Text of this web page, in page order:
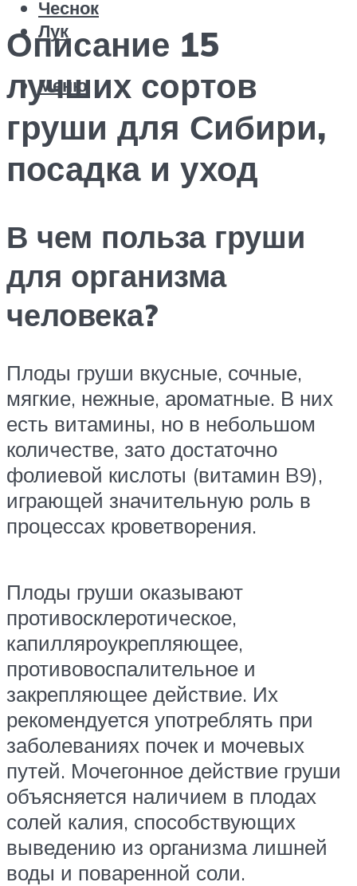
Чеснок
Лук
Меню
Описание 15
лучших сортов
груши для Сибири,
посадка и уход
В чем польза груши
для организма
человека?
Плоды груши вкусные, сочные,
мягкие, нежные, ароматные. В них
есть витамины, но в небольшом
количестве, зато достаточно
фолиевой кислоты (витамин B9),
играющей значительную роль в
процессах кроветворения.
Плоды груши оказывают
противосклеротическое,
капилляроукрепляющее,
противовоспалительное и
закрепляющее действие. Их
рекомендуется употреблять при
заболеваниях почек и мочевых
путей. Мочегонное действие груши
объясняется наличием в плодах
солей калия, способствующих
выведению из организма лишней
воды и поваренной соли.